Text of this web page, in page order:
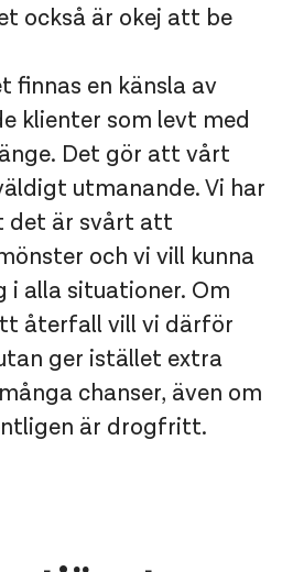
också är okej att be
finnas en känsla av
klienter som levt med
Det gör att vårt
utmanande. Vi har
det är svårt att
och vi vill kunna
alla situationer. Om
återfall vill vi därför
ger istället extra
chanser, även om
är drogfritt.